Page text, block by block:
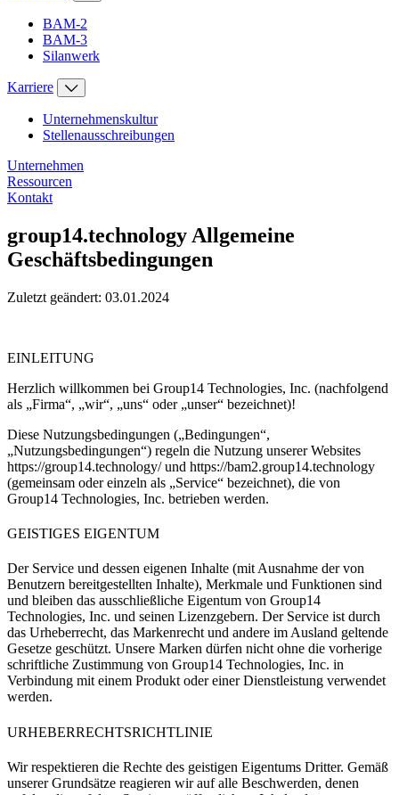
BAM-2
BAM-3
Silanwerk
Karriere
Unternehmenskultur
Stellenausschreibungen
Unternehmen
Ressourcen
Kontakt
group14.technology Allgemeine
Geschäftsbedingungen
Zuletzt geändert: 03.01.2024
EINLEITUNG
Herzlich willkommen bei Group14 Technologies, Inc. (nachfolgend
als „Firma“, „wir“, „uns“ oder „unser“ bezeichnet)!
Diese Nutzungsbedingungen („Bedingungen“,
„Nutzungsbedingungen“) regeln die Nutzung unserer Websites
https://group14.technology/und https://bam2.group14.technology
(gemeinsam oder einzeln als „Service“ bezeichnet), die von
Group14 Technologies, Inc. betrieben werden.
GEISTIGES EIGENTUM
Der Service und dessen eigenen Inhalte (mit Ausnahme der von
Benutzern bereitgestellten Inhalte), Merkmale und Funktionen sind
und bleiben das ausschließliche Eigentum von Group14
Technologies, Inc. und seinen Lizenzgebern. Der Service ist durch
das Urheberrecht, das Markenrecht und andere im Ausland geltende
Gesetze geschützt. Unsere Marken dürfen nicht ohne die vorherige
schriftliche Zustimmung von Group14 Technologies, Inc. in
Verbindung mit einem Produkt oder einer Dienstleistung verwendet
werden.
URHEBERRECHTSRICHTLINIE
Wir respektieren die Rechte des geistigen Eigentums Dritter. Gemäß
unserer Grundsätze reagieren wir auf alle Beschwerden, denen